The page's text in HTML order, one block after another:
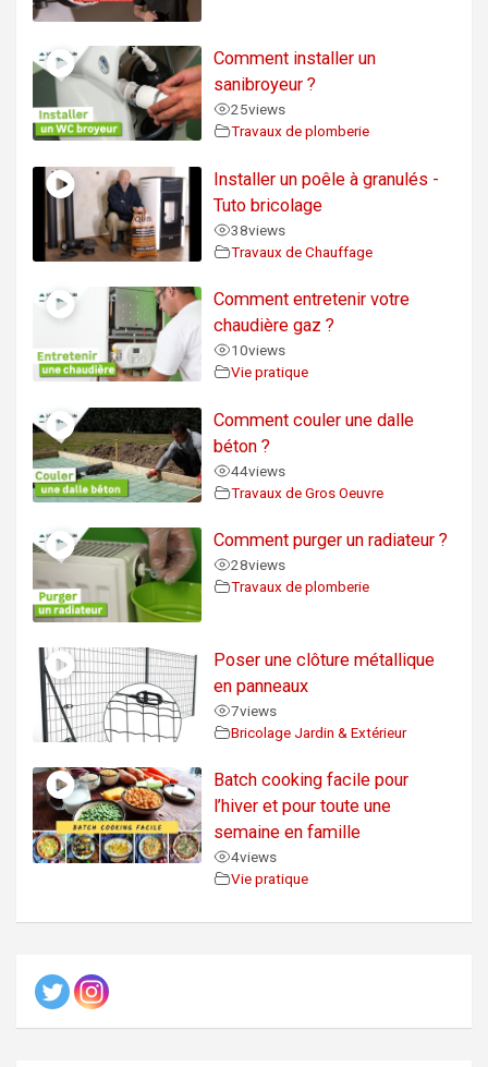
Comment installer un
sanibroyeur ?
25views
Travaux de plomberie
Installer un poêle à granulés -
Tuto bricolage
38views
Travaux de Chauffage
Comment entretenir votre
chaudière gaz ?
10views
Vie pratique
Comment couler une dalle
béton ?
44views
Travaux de Gros Oeuvre
Comment purger un radiateur ?
28views
Travaux de plomberie
Poser une clôture métallique
en panneaux
7views
Bricolage Jardin & Extérieur
Batch cooking facile pour
l’hiver et pour toute une
semaine en famille
4views
Vie pratique